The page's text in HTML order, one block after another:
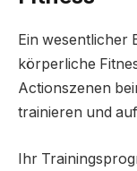
Ein wesentlicher
körperliche
Actionszenen
trainieren und
Ihr